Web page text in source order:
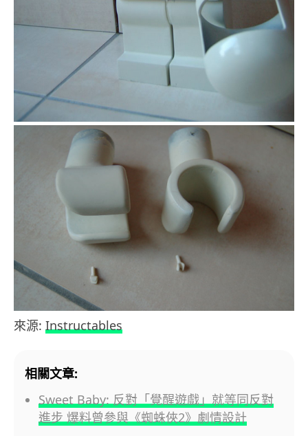
來源: Instructables
相關文章:
Sweet Baby: 反對「覺醒遊戲」就等同反對
進步 爆料曾參與《蜘蛛俠2》劇情設計